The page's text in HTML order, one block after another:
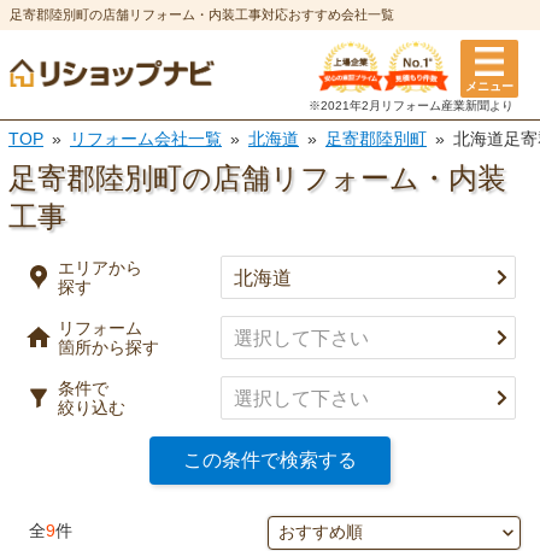
足寄郡陸別町の店舗リフォーム・内装工事対応おすすめ会社一覧
メニュー
※2021年2月リフォーム産業新聞より
TOP リフォーム会社一覧 北海道 足寄郡陸別町 北海道足
足寄郡陸別町の店舗リフォーム・内装
工事
エリアから
探す
リフォーム
箇所から探す
条件で
絞り込む
この条件で検索する
リフォーム箇所
選択を全て解除
トイレ 洗面所
屋根塗装・
屋根
エリアから探す
都道府県
市区町村
決定
※複数選択可
特徴
実績
口コミ有り
決済方法
全9件